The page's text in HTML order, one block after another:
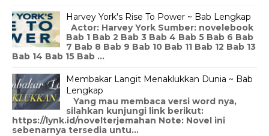
Harvey York's Rise To Power ~ Bab Lengkap
Actor: Harvey York Sumber: novelebook
Bab 1 Bab 2 Bab 3 Bab 4 Bab 5 Bab 6 Bab
7 Bab 8 Bab 9 Bab 10 Bab 11 Bab 12 Bab 13
Bab 14 Bab 15 Bab ...
Membakar Langit Menaklukkan Dunia ~ Bab
Lengkap
Yang mau membaca versi word nya,
silahkan kunjungi link berikut:
https://lynk.id/novelterjemahan Note: Novel ini
sebenarnya tersedia untu...